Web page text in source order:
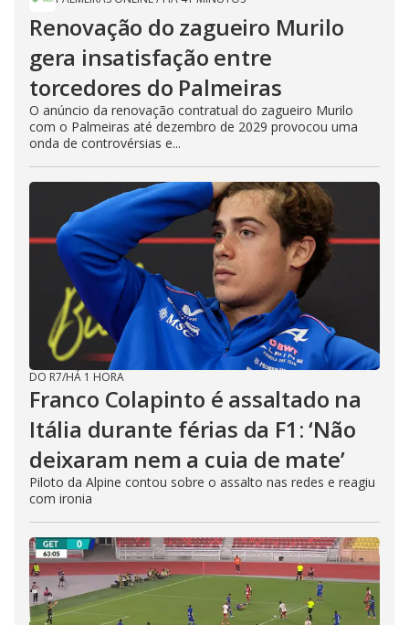
Renovação do zagueiro Murilo
gera insatisfação entre
torcedores do Palmeiras
O anúncio da renovação contratual do zagueiro Murilo
com o Palmeiras até dezembro de 2029 provocou uma
onda de controvérsias e...
DO R7/HÁ 1 HORA
Franco Colapinto é assaltado na
Itália durante férias da F1: ‘Não
deixaram nem a cuia de mate’
Piloto da Alpine contou sobre o assalto nas redes e reagiu
com ironia